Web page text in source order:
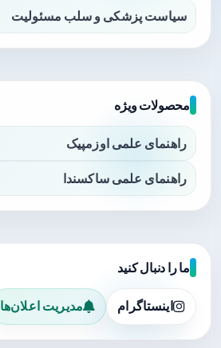
سیاست پزشکی و سلب مسئولیت
محصولات ویژه
راهنمای علمی اوزمپیک
راهنمای علمی ساکسندا
ما را دنبال کنید
اینستاگرام مدیریت اعلان‌ها